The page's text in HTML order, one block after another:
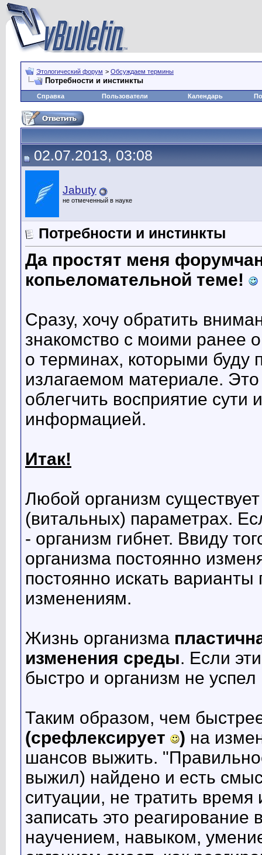
Этологический форум > Обсуждаем термины
Потребности и инстинкты
Справка Пользователи Календарь
02.07.2013, 03:08
Jabuty
не отмеченный в науке
Потребности и инстинкты
Да простят меня
копьеломательной теме!
Сразу, хочу обратить
знакомство с моими ранее
о терминах, которыми буду
излагаемом материале.
облегчить восприятие сути
информацией.
Итак!
Любой организм
(витальных) параметрах.
- организм гибнет. Ввиду
организма постоянно
постоянно искать
изменениям.
Жизнь организма
изменения среды. Если
быстро и организм не успел
Таким образом, чем
(срефлексирует
) на
шансов выжить.
выжил) найдено и есть
ситуации, не тратить
записать это реагирование
научением, навыком,